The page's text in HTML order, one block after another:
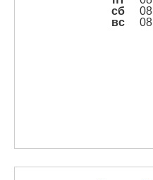
сб
вс